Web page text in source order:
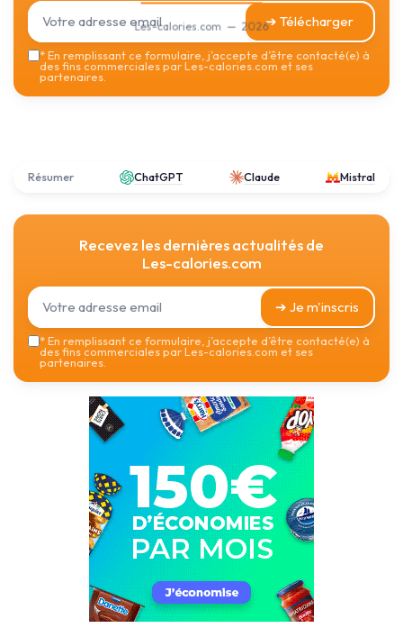
Les-calories.com — 2026➔ Télécharger
*En remplissant ce formulaire, j’accepte d’être contacté(e) à
des fins commerciales par Les-calories.com et ses
partenaires.
Résumer ChatGPT Claude Mistral
Recevez les dernières actualités de
Les-calories.com
➔ Je m'inscris
*En remplissant ce formulaire, j’accepte d’être contacté(e) à
des fins commerciales par Les-calories.com et ses
partenaires.